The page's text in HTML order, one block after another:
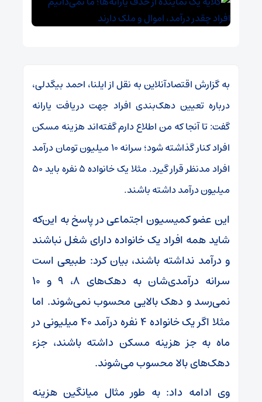
به گزارش اقتصادآنلاین به نقل از ایلنا، احمد بیگدلی،
درباره تعیین دهک‌بندی افراد جهت دریافت یارانه
گفت: تا آنجا که من اطلاع دارم گفته‌اند هزینه مسکن
افراد کنار گذاشته شود؛ سرانه ۱۰ میلیون تومان درآمد
افراد مدنظر قرار گیرد. مثلا یک خانواده ۵ نفره باید ۵۰
میلیون درآمد داشته باشند.
این عضو کمیسیون اجتماعی در پاسخ به این‌که
شاید همه افراد یک خانواده دارای شغل نباشند
و درآمد نداشته باشند، بیان کرد: طبیعی است
سرانه درآمدی‌شان به دهک‌های ۸، ۹ و ۱۰
نمی‌رسد و دهک بالایی محسوب نمی‌شوند. اما
مثلا اگر یک خانواده ۴ نفره درآمد ۴۰ میلیونی در
ماه به جز هزینه مسکن داشته باشند، جزء
دهک‌های بالا محسوب می‌شوند.
وی ادامه داد: به طور مثال میانگین هزینه